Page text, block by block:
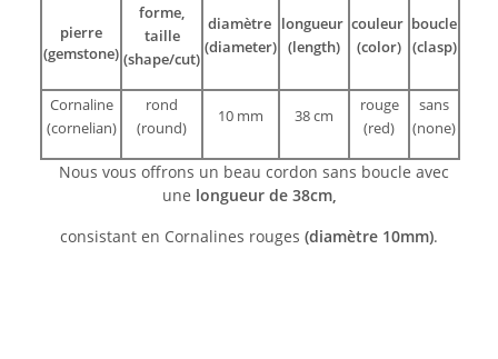
pierre
(gemstone)
forme,
taille
(shape/cut)
diamètre
(diameter)
longueur
(length)
couleur
(color)
boucle
(clasp)
Cornaline
(cornelian)
rond
(round)
10 mm 38 cm
rouge
(red)
sans
(none)
Nous vous offrons un beau cordon sans boucle avec
une longueur de 38cm,
consistant en Cornalines rouges (diamètre 10mm).